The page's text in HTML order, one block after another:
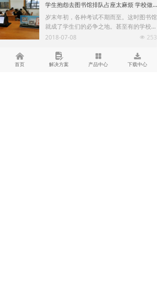
学生抱怨去图书馆排队占座太麻烦 学校做了这样一件事 全校学生都竖起大拇指
岁末年初，各种考试不期而至。这时图书馆
就成了学生们的必争之地。甚至有的学校在
凌晨图书馆门前就排起了长长的签到占座队
不得不把宝贵的清晨都浪费在签到占座上，
给学生们造成很大的困扰。
넶 253
2018-07-08
上一页 下一页
낀
首页
넖
解决方案
넒
产品中心
끂
下载中心